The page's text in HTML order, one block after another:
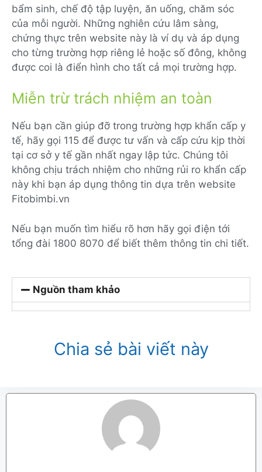
bẩm sinh, chế độ tập luyện, ăn uống, chăm sóc
của mỗi người. Những nghiên cứu lâm sàng,
chứng thực trên website này là ví dụ và áp dụng
cho từng trường hợp riêng lẻ hoặc số đông, không
được coi là điển hình cho tất cả mọi trường hợp.
Miễn trừ trách nhiệm an toàn
Nếu bạn cần giúp đỡ trong trường hợp khẩn cấp y
tế, hãy gọi 115 để được tư vấn và cấp cứu kịp thời
tại cơ sở y tế gần nhất ngay lập tức. Chúng tôi
không chịu trách nhiệm cho những rủi ro khẩn cấp
này khi bạn áp dụng thông tin dựa trên website
Fitobimbi.vn
Nếu bạn muốn tìm hiểu rõ hơn hãy gọi điện tới
tổng đài 1800 8070 để biết thêm thông tin chi tiết.
Nguồn tham khảo
Chia sẻ bài viết này